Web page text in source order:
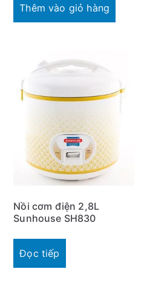
là:
Thêm vào giỏ hàng
Nồi cơm điện 2,8L
Sunhouse SH830
Đọc tiếp